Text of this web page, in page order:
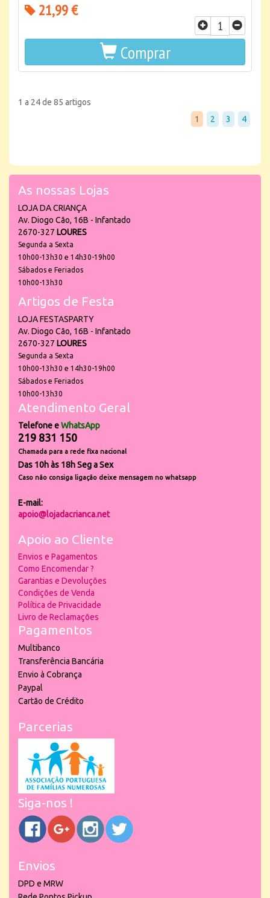
21,99 €
Comprar
1 a 24 de 85 artigos
1
2 3 4
As nossas Lojas
LOJA DA CRIANÇA
Av. Diogo Cão, 16B - Infantado
2670-327 LOURES
Segunda a Sexta
10h00-13h30 e 14h30-19h00
Sábados e Feriados
10h00-13h30
Artigos de Festa
LOJA FESTASPARTY
Av. Diogo Cão, 16B - Infantado
2670-327 LOURES
Segunda a Sexta
10h00-13h30 e 14h30-19h00
Sábados e Feriados
10h00-13h30
Atendimento Geral
Telefone eWhatsApp
219 831 150
Chamada para a rede fixa nacional
Das 10h às 18h Seg a Sex
Caso não consiga ligação deixe mensagem no whatsapp
E-mail:
apoio@lojadacrianca.net
Apoio ao Cliente
Envios e Pagamentos
Como Encomendar ?
Garantias e Devoluções
Condições de Venda
Política de Privacidade
Livro de Reclamações
Pagamentos
Multibanco
Transferência Bancária
Envio à Cobrança
Paypal
Cartão de Crédito
Parcerias
Siga-nos !
Envios
DPD e MRW